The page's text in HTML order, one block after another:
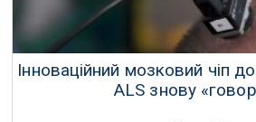
Інноваційний мозковий чіп
ALS знову